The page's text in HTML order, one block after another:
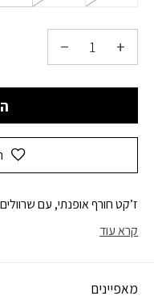
ז’קט חורף אופנתי, עם
קרא עוד
מאפיינים